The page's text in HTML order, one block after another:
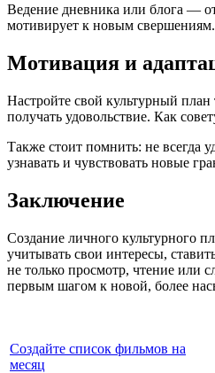
Ведение дневника или блога —
мотивирует к новым
Мотивация и
Настройте свой культурный план
получать удовольствие. Как
Также стоит помнить: не всегда
узнавать и чувствовать новые
Заключение
Создание личного культурного
учитывать свои интересы,
не только просмотр, чтение или
первым шагом к новой, более
Создайте список фильмов на
месяц